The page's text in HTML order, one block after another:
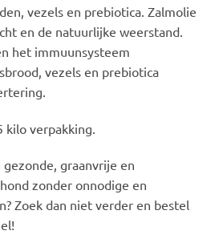
vezels en prebiotica. Zalmolie
en de natuurlijke weerstand.
het immuunsysteem
vezels en prebiotica
verpakking.
graanvrije en
zonder onnodige en
Zoek dan niet verder en bestel